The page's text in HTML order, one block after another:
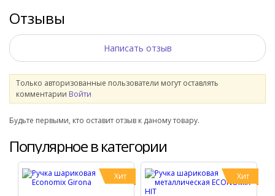
Отзывы
Написать отзыв
Только авторизованные пользователи могут оставлять
комментарии Войти
Будьте первыми, кто оставит отзыв к даному товару.
Популярное в категории
Хит Хит